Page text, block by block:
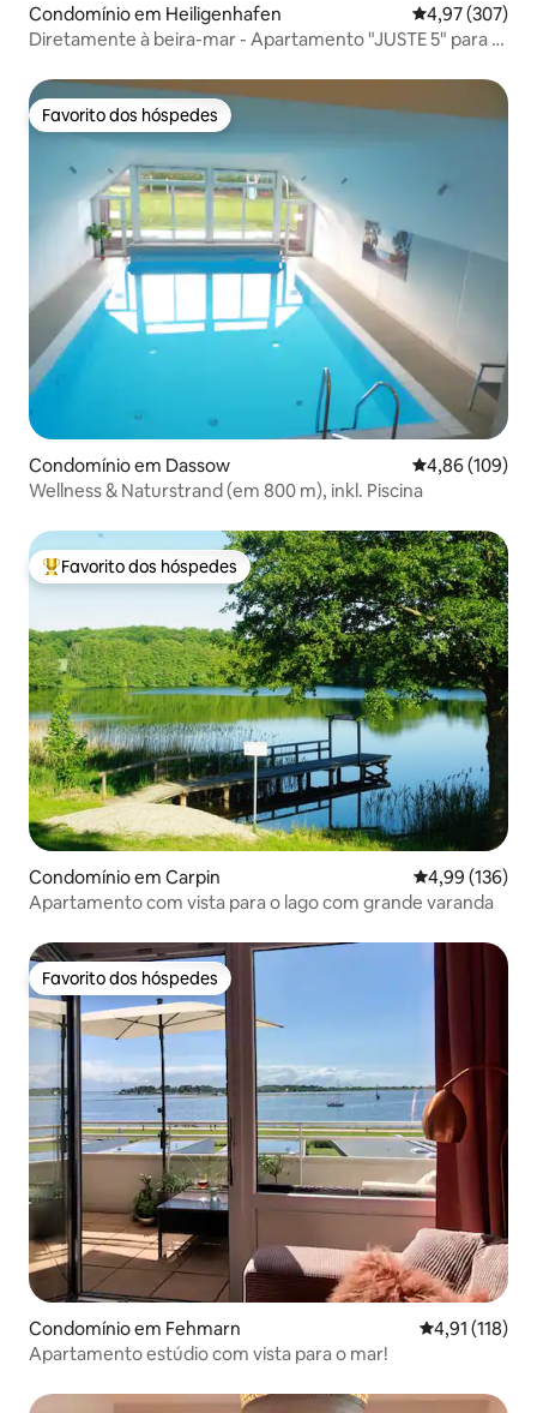
Condomínio em Heiligenhafen Classificação
4,97 (307)
Diretamente à beira-mar - Apartamento "JUSTE 5" para 2
Favorito dos hóspedes
Favorito dos hóspedes
Condomínio em Dassow Classificação
4,86 (109)
Wellness & Naturstrand (em 800 m), inkl. Piscina
Favoritos dos hóspedes mais apreciados
Favorito dos hóspedes
Condomínio em Carpin Classificação
4,99 (136)
Apartamento com vista para o lago com grande varanda
Favorito dos hóspedes
Favorito dos hóspedes
Condomínio em Fehmarn Classificação
4,91 (118)
Apartamento estúdio com vista para o mar!